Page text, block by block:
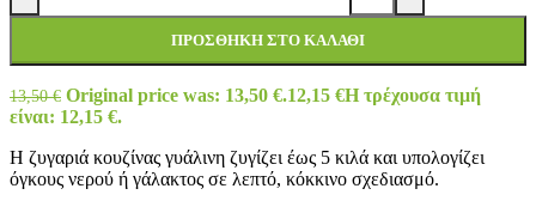
ΠΡΟΣΘΉΚΗ ΣΤΟ ΚΑΛΆΘΙ
13,50€ Original price was: 13,50 €.12,15 €Η τρέχουσα τιμή
είναι: 12,15 €.
Η ζυγαριά κουζίνας γυάλινη ζυγίζει έως 5 κιλά και υπολογίζει
όγκους νερού ή γάλακτος σε λεπτό, κόκκινο σχεδιασμό.